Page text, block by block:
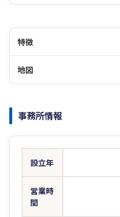
特徴
地図
事務所情報
設立年
営業時
間